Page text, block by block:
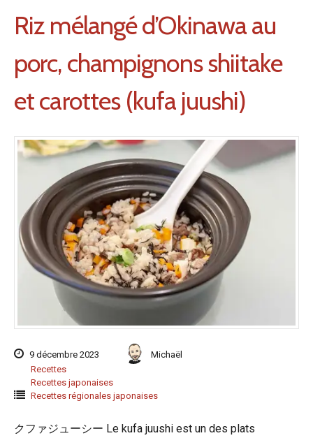
Riz mélangé d’Okinawa au
porc, champignons shiitake
et carottes (kufa juushi)
9 décembre 2023
Michaël
Recettes
Recettes japonaises
Recettes régionales japonaises
クファジューシー Le kufa juushi est un des plats